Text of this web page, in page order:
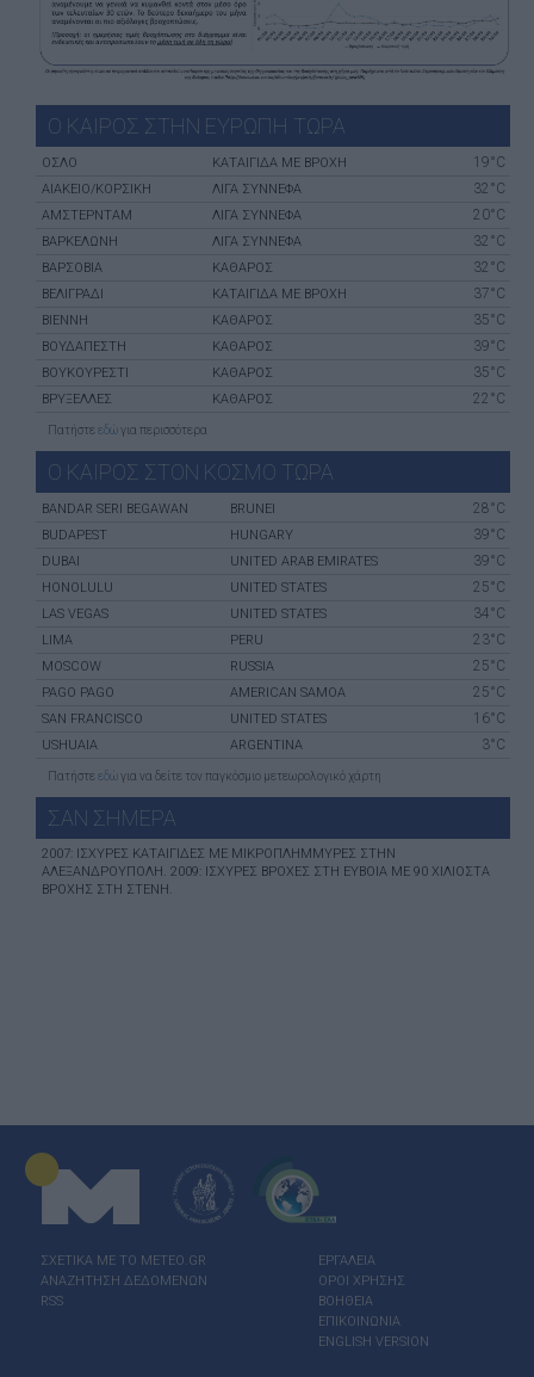
Ο ΚΑΙΡΟΣ ΣΤΗΝ ΕΥΡΩΠΗ ΤΩΡΑ
ΌΣΛΟ ΚΑΤΑΙΓΙΔΑ ΜΕ ΒΡΟΧΗ 19°C
ΑΙΆΚΕΙΟ/ΚΟΡΣΙΚΉ ΛΙΓΑ ΣΥΝΝΕΦΑ 32°C
ΑΜΣΤΕΡΝΤΑΜ ΛΙΓΑ ΣΥΝΝΕΦΑ 20°C
ΒΑΡΚΕΛΏΝΗ ΛΙΓΑ ΣΥΝΝΕΦΑ 32°C
ΒΑΡΣΟΒΊΑ ΚΑΘΑΡΟΣ 32°C
ΒΕΛΙΓΡΆΔΙ ΚΑΤΑΙΓΙΔΑ ΜΕ ΒΡΟΧΗ 37°C
ΒΙΈΝΝΗ ΚΑΘΑΡΟΣ 35°C
ΒΟΥΔΑΠΈΣΤΗ ΚΑΘΑΡΟΣ 39°C
ΒΟΥΚΟΥΡΈΣΤΙ ΚΑΘΑΡΟΣ 35°C
ΒΡΥΞΈΛΛΕΣ ΚΑΘΑΡΟΣ 22°C
Πατήστε εδώγια περισσότερα
Ο ΚΑΙΡΟΣ ΣΤΟΝ ΚΟΣΜΟ ΤΩΡΑ
BANDAR SERI BEGAWAN BRUNEI 28°C
BUDAPEST HUNGARY 39°C
DUBAI UNITED ARAB EMIRATES 39°C
HONOLULU UNITED STATES 25°C
LAS VEGAS UNITED STATES 34°C
LIMA PERU 23°C
MOSCOW RUSSIA 25°C
PAGO PAGO AMERICAN SAMOA 25°C
SAN FRANCISCO UNITED STATES 16°C
USHUAIA ARGENTINA 3°C
Πατήστε εδώγια να δείτε τον παγκόσμιο μετεωρολογικό χάρτη
ΣΑΝ ΣHΜΕΡΑ
2007: ΙΣΧΥΡΈΣ ΚΑΤΑΙΓΊΔΕΣ ΜΕ ΜΙΚΡΟΠΛΗΜΜΎΡΕΣ ΣΤΗΝ
ΑΛΕΞΑΝΔΡΟΎΠΟΛΗ. 2009: ΙΣΧΥΡΈΣ ΒΡΟΧΈΣ ΣΤΗ ΕΎΒΟΙΑ ΜΕ 90 ΧΙΛΙΟΣΤΆ
ΒΡΟΧΉΣ ΣΤΗ ΣΤΕΝΉ.
ΣΧΕΤΙΚΑ ΜΕ ΤΟ ΜΕΤΕΟ.GR
ΑΝΑΖΗΤΗΣΗ ΔΕΔΟΜΕΝΩΝ
RSS
ΕΡΓΑΛΕΙΑ
ΟΡΟΙ ΧΡΗΣΗΣ
ΒΟΗΘΕΙΑ
ΕΠΙΚΟΙΝΩΝΙΑ
ENGLISH VERSION